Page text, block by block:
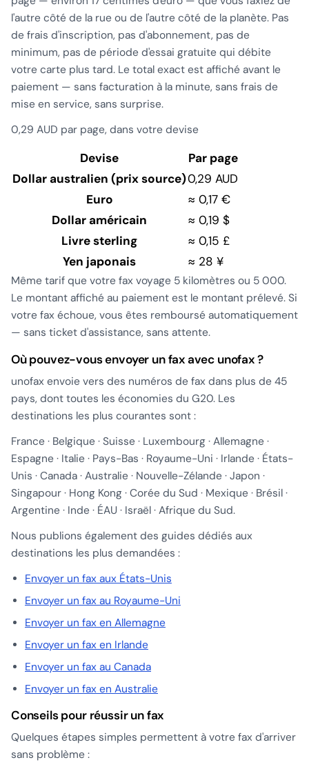
l'autre côté de la rue ou de l'autre côté de la planète. Pas
de frais d'inscription, pas d'abonnement, pas de
minimum, pas de période d'essai gratuite qui débite
votre carte plus tard. Le total exact est affiché avant le
paiement — sans facturation à la minute, sans frais de
mise en service, sans surprise.
0,29 AUD par page, dans votre devise
Devise
Par page
Dollar australien (prix source)0,29 AUD
Euro
≈ 0,17 €
Dollar américain
≈ 0,19 $
Livre sterling
≈ 0,15 £
Yen japonais
≈ 28 ¥
Même tarif que votre fax voyage 5 kilomètres ou 5 000.
Le montant affiché au paiement est le montant prélevé. Si
votre fax échoue, vous êtes remboursé automatiquement
— sans ticket d'assistance, sans attente.
Où pouvez-vous envoyer un fax avec unofax ?
unofax envoie vers des numéros de fax dans plus de 45
pays, dont toutes les économies du G20. Les
destinations les plus courantes sont :
France · Belgique · Suisse · Luxembourg · Allemagne ·
Espagne · Italie · Pays-Bas · Royaume-Uni · Irlande · États-
Unis · Canada · Australie · Nouvelle-Zélande · Japon ·
Singapour · Hong Kong · Corée du Sud · Mexique · Brésil ·
Argentine · Inde · ÉAU · Israël · Afrique du Sud.
Nous publions également des guides dédiés aux
destinations les plus demandées :
Envoyer un fax aux États-Unis
Envoyer un fax au Royaume-Uni
Envoyer un fax en Allemagne
Envoyer un fax en Irlande
Envoyer un fax au Canada
Envoyer un fax en Australie
Conseils pour réussir un fax
Quelques étapes simples permettent à votre fax d'arriver
sans problème :